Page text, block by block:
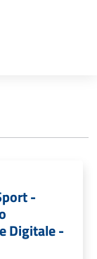
-
Digitale -